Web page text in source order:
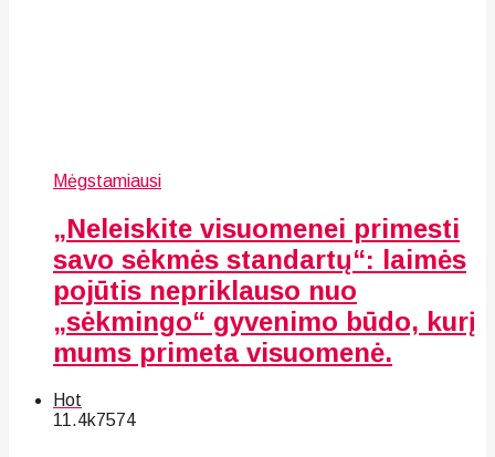
Mėgstamiausi
„Neleiskite visuomenei primesti
savo sėkmės standartų“: laimės
pojūtis nepriklauso nuo
„sėkmingo“ gyvenimo būdo, kurį
mums primeta visuomenė.
Hot
11.4k7574